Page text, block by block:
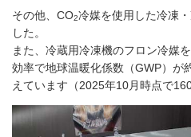
その他、CO2冷媒を使用した冷凍
した。
また、冷蔵用冷凍機のフロン冷媒
効率で地球温暖化係数（GWP）が
えています（2025年10月時点で